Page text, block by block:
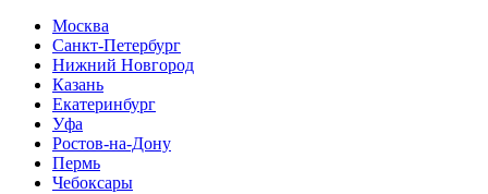
Москва
Санкт-Петербург
Нижний Новгород
Казань
Екатеринбург
Уфа
Ростов-на-Дону
Пермь
Чебоксары